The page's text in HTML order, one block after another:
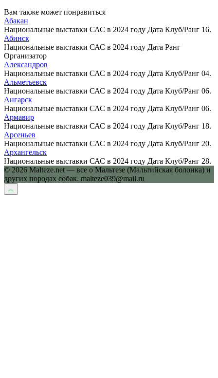
Вам также может понравиться
Абакан
Национальные выставки САС в 2024 году Дата Клуб/Ранг 16.
Абинск
Национальные выставки САС в 2024 году Дата Ранг
Организатор
Александров
Национальные выставки САС в 2024 году Дата Клуб/Ранг 04.
Альметьевск
Национальные выставки САС в 2024 году Дата Клуб/Ранг 06.
Ангарск
Национальные выставки САС в 2024 году Дата Клуб/Ранг 06.
Армавир
Национальные выставки САС в 2024 году Дата Клуб/Ранг 18.
Арсеньев
Национальные выставки САС в 2024 году Дата Клуб/Ранг 20.
Архангельск
Национальные выставки САС в 2024 году Дата Клуб/Ранг 28.
© 2026 Malteze.net — все о Мальтезе (Мальтийская болонка) и
других породах собак. malteze039@mail.ru